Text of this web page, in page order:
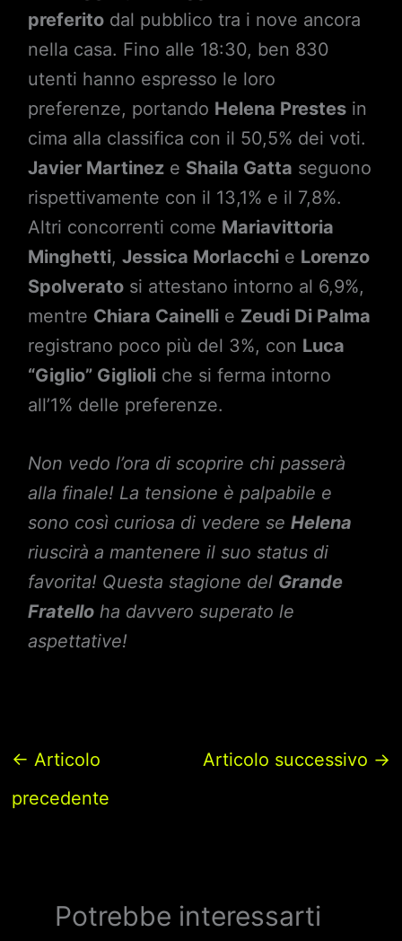
preferitodal pubblico tra i nove ancora
nella casa. Fino alle 18:30, ben 830
utenti hanno espresso le loro
preferenze, portando Helena Prestesin
cima alla classifica con il 50,5% dei voti.
Javier Martineze Shaila Gatta seguono
rispettivamente con il 13,1% e il 7,8%.
Altri concorrenti come Mariavittoria
Minghetti, Jessica Morlacchie Lorenzo
Spolveratosi attestano intorno al 6,9%,
mentre Chiara Cainellie Zeudi Di Palma
registrano poco più del 3%, con Luca
“Giglio” Giglioliche si ferma intorno
all’1% delle preferenze.
Non vedo l’ora di scoprire chi passerà
alla finale! La tensione è palpabile e
sono così curiosa di vedere se Helena
riuscirà a mantenere il suo status di
favorita! Questa stagione del Grande
Fratelloha davvero superato le
aspettative!
← Articolo
precedente
Articolo successivo →
Potrebbe interessarti